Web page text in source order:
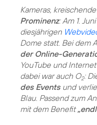
Kameras,
Prominenz: Am 1.
diesjährigen
Dome statt. Bei dem
der Online-
YouTube und
dabei war auch O2:
des Eventsund
Blau. Passend zum
mit dem Benefit